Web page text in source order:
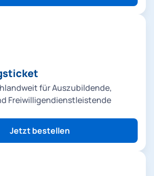
für Auszubildende,
Freiwilligendienstleistende
Jetzt bestellen